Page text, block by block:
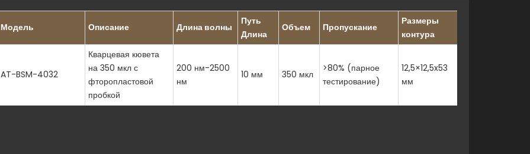
Модель Описание Длина волны
Путь
Длина
Объем Пропускание
Размеры
контура
AT-BSM-4032
Кварцевая кювета
на 350 мкл с
фторопластовой
пробкой
200 нм-2500
нм
10 мм 350 мкл
>80% (парное
тестирование)
12,5×12,5x53
мм